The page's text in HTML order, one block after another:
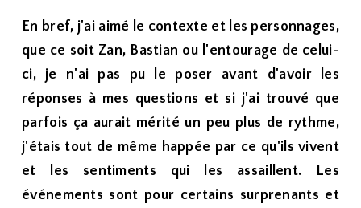
En bref, j'ai aimé le contexte et les personnages,
que ce soit Zan, Bastian ou l'entourage de celui-
ci, je n'ai pas pu le poser avant d'avoir les
réponses à mes questions et si j'ai trouvé que
parfois ça aurait mérité un peu plus de rythme,
j'étais tout de même happée par ce qu'ils vivent
et les sentiments qui les assaillent. Les
événements sont pour certains surprenants et